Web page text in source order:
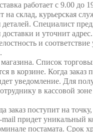
работает с 9.00 до
на склад, курьерская
деталей. Специалист
доставки и уточнит
и соответствие
Список
в корзине. Когда заказ
уведомление. Для
в кассовой
заказ поступит на
придет уникальный
постамата. Срок